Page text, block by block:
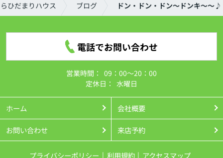
ひだまりハウス ブログ ドン・ドン・ドン～ドンキ～～♪
電話でお問い合わせ
営業時間： 09：00～20：00
定休日： 水曜日
ホーム 会社概要
お問い合わせ 来店予約
プライバシーポリシー 利用規約 アクセスマップ